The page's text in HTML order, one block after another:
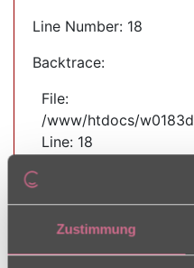
Zustimmung
Line Number: 18
Backtrace:
File:
/www/htdocs/
Line: 18
File:
/www/htdocs/